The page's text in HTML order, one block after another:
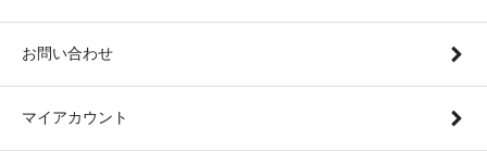
お問い合わせ
マイアカウント